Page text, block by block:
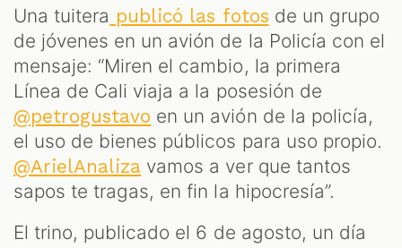
Una tuitera publicó las fotos de un grupo
de jóvenes en un avión de la Policía con el
mensaje: “Miren el cambio, la primera
Línea de Cali viaja a la posesión de
@petrogustavo en un avión de la policía,
el uso de bienes públicos para uso propio.
@ArielAnaliza vamos a ver que tantos
sapos te tragas, en fin la hipocresía”.
El trino, publicado el 6 de agosto, un día